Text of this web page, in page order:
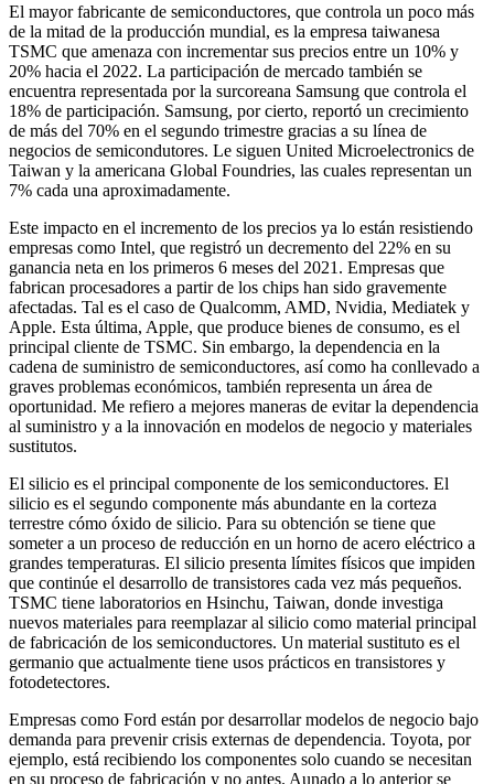
El mayor fabricante de semiconductores, que controla un poco más
de la mitad de la producción mundial, es la empresa taiwanesa
TSMC que amenaza con incrementar sus precios entre un 10% y
20% hacia el 2022. La participación de mercado también se
encuentra representada por la surcoreana Samsung que controla el
18% de participación. Samsung, por cierto, reportó un crecimiento
de más del 70% en el segundo trimestre gracias a su línea de
negocios de semicondutores. Le siguen United Microelectronics de
Taiwan y la americana Global Foundries, las cuales representan un
7% cada una aproximadamente.
Este impacto en el incremento de los precios ya lo están resistiendo
empresas como Intel, que registró un decremento del 22% en su
ganancia neta en los primeros 6 meses del 2021. Empresas que
fabrican procesadores a partir de los chips han sido gravemente
afectadas. Tal es el caso de Qualcomm, AMD, Nvidia, Mediatek y
Apple. Esta última, Apple, que produce bienes de consumo, es el
principal cliente de TSMC. Sin embargo, la dependencia en la
cadena de suministro de semiconductores, así como ha conllevado a
graves problemas económicos, también representa un área de
oportunidad. Me refiero a mejores maneras de evitar la dependencia
al suministro y a la innovación en modelos de negocio y materiales
sustitutos.
El silicio es el principal componente de los semiconductores. El
silicio es el segundo componente más abundante en la corteza
terrestre cómo óxido de silicio. Para su obtención se tiene que
someter a un proceso de reducción en un horno de acero eléctrico a
grandes temperaturas. El silicio presenta límites físicos que impiden
que continúe el desarrollo de transistores cada vez más pequeños.
TSMC tiene laboratorios en Hsinchu, Taiwan, donde investiga
nuevos materiales para reemplazar al silicio como material principal
de fabricación de los semiconductores. Un material sustituto es el
germanio que actualmente tiene usos prácticos en transistores y
fotodetectores.
Empresas como Ford están por desarrollar modelos de negocio bajo
demanda para prevenir crisis externas de dependencia. Toyota, por
ejemplo, está recibiendo los componentes solo cuando se necesitan
en su proceso de fabricación y no antes. Aunado a lo anterior se